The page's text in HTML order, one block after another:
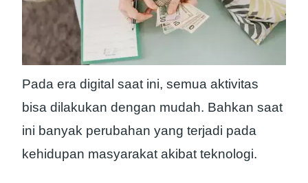
Pada era digital saat ini, semua aktivitas
bisa dilakukan dengan mudah. Bahkan saat
ini banyak perubahan yang terjadi pada
kehidupan masyarakat akibat teknologi.